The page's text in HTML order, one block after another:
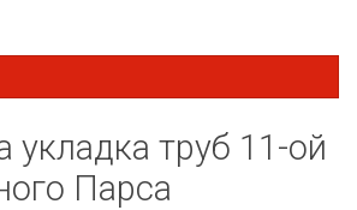
укладка труб 11-ой
Парса